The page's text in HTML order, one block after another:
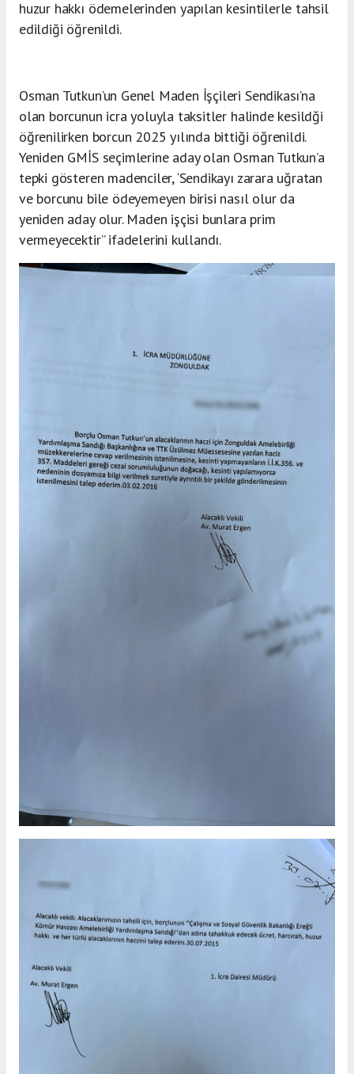
huzur hakkı ödemelerinden yapılan kesintilerle tahsil
edildiği öğrenildi.
Osman Tutkun’un Genel Maden İşçileri Sendikası’na
olan borcunun icra yoluyla taksitler halinde kesildği
öğrenilirken borcun 2025 yılında bittiği öğrenildi.
Yeniden GMİS seçimlerine aday olan Osman Tutkun’a
tepki gösteren madenciler, ‘Sendikayı zarara uğratan
ve borcunu bile ödeyemeyen birisi nasıl olur da
yeniden aday olur. Maden işçisi bunlara prim
vermeyecektir” ifadelerini kullandı.